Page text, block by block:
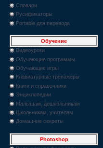
Словари
Русификаторы
Portable для перевода
Обучение
Видеоуроки
Обучающие программы
Обучающие игры
Клавиатурные тренажеры
Книги и справочники
Энциклопедии
Малышам, дошкольникам
Школьникам, учителям
Домашние секреты
Photoshop